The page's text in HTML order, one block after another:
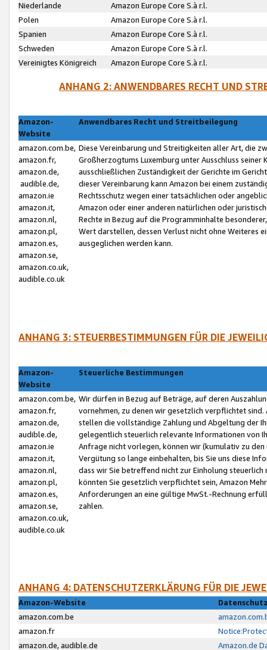
Niederlande
Amazon Europe Core S.à r.l.
Polen
Amazon Europe Core S.à r.l.
Spanien
Amazon Europe Core S.à r.l.
Schweden
Amazon Europe Core S.à r.l.
Vereinigtes Königreich
Amazon Europe Core S.à r.l.
ANHANG 2: ANWENDBARES RECHT UND
Amazon-
Website
Anwendbares Recht und Streitbeilegung
amazon.com.be,
amazon.fr,
amazon.de,
audible.de,
amazon.ie
amazon.it,
amazon.nl,
amazon.pl,
amazon.es,
amazon.se,
amazon.co.uk,
audible.co.uk
Diese Vereinbarung und Streitigkeiten aller Art, die
Großherzogtums Luxemburg unter Ausschluss
ausschließlichen Zuständigkeit der Gerichte im
dieser Vereinbarung kann Amazon bei einem
Rechtsschutz wegen einer tatsächlichen oder
Amazon oder einer anderen natürlichen oder
Rechte in Bezug auf die Programminhalte
Wert darstellen, dessen Verlust nicht ohne Weiteres
ausgeglichen werden kann.
ANHANG 3: STEUERBESTIMMUNGEN FÜR DIE
Amazon-
Website
Steuerliche Bestimmungen
amazon.com.be,
amazon.fr,
amazon.de,
audible.de,
amazon.ie
amazon.it,
amazon.nl,
amazon.pl,
amazon.es,
amazon.se,
amazon.co.uk,
audible.co.uk
Wir dürfen in Bezug auf Beträge, auf deren
vornehmen, zu denen wir gesetzlich verpflichtet
stellen die vollständige Zahlung und Abgeltung der
gelegentlich steuerlich relevante Informationen von
Anfrage nicht vorlegen, können wir (kumulativ zu
Vergütung so lange einbehalten, bis Sie uns diese
dass wir Sie betreffend nicht zur Einholung
könnten Sie gesetzlich verpflichtet sein, Amazon
Anforderungen an eine gültige MwSt.-Rechnung
zahlen.
ANHANG 4: DATENSCHUTZERKLÄRUNG FÜR DIE
Amazon-Website
amazon.com.be
amazon.fr
amazon.de, audible.de
Amazon.de